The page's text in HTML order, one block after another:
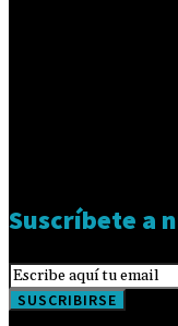
Suscríbete a
SUSCRIBIRSE